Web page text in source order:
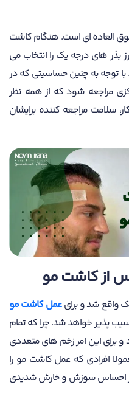
العاده ای است. هنگام کاشت
های درجه یک را انتخاب می
توجه به چنین حساسیتی که در
مراجعه شود که از همه نظر
سلامت مراجعه کننده برایشان
از کاشت مو
واقع شد و برایعمل کاشت مو
پذیر خواهد شد. چرا که تمام
برای این امر زخم های متعددی
افرادی که عمل کاشت مو را
احساس سوزش و خارش شدیدی